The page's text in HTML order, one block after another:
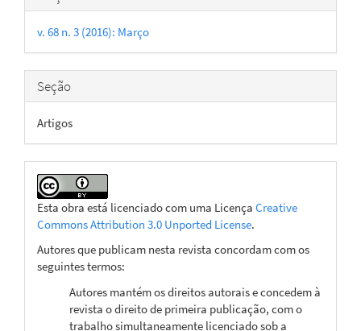
do
artigo
v. 68 n. 3 (2016): Março
Seção
Artigos
Esta obra está licenciado com uma Licença Creative
Commons Attribution 3.0 Unported License.
Autores que publicam nesta revista concordam com os
seguintes termos:
Autores mantém os direitos autorais e concedem à
revista o direito de primeira publicação, com o
trabalho simultaneamente licenciado sob a